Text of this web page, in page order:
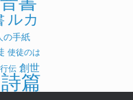
ルカ
の手紙
使徒のは
伝 創世
詩篇